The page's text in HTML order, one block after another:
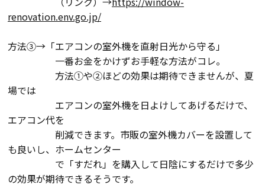
家づくりサポート
土地の上手な探し方
家づくりの資金計画
設計・施工品質管理
検査・アフターメンテナンス
家づくりのスケジュール
renovation.env.go.jp/
方法③→「エアコンの室外機を直射日光から守る」
一番お金をかけずお手軽な方法がコレ。
方法①や②ほどの効果は期待できませんが、夏
場では
エアコンの室外機を日よけしてあげるだけで、
エアコン代を
削減できます。市販の室外機カバーを設置して
も良いし、ホームセンター
で「すだれ」を購入して日陰にするだけで多少
の効果が期待できるそうです。